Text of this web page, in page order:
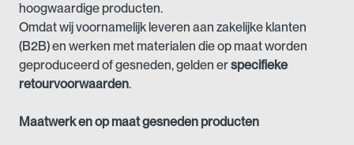
hoogwaardige producten.
Omdat wij voornamelijk leveren aan zakelijke klanten
(B2B) en werken met materialen die op maat worden
geproduceerd of gesneden, gelden erspecifieke
retourvoorwaarden.
Maatwerk en op maat gesneden producten